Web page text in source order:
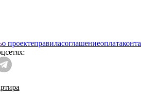
о проектеправиласоглашениеоплата